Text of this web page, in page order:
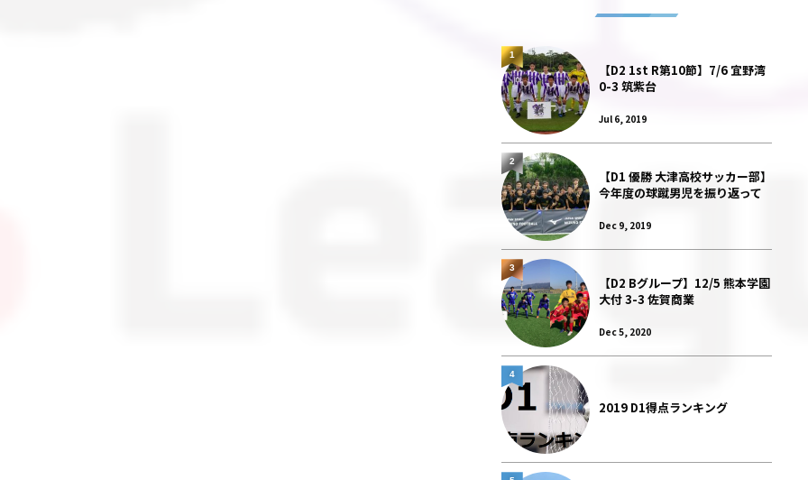
【D2 1st R第10節】7/6 宜野湾
0-3 筑紫台
Jul 6, 2019
1
【D1 優勝 大津高校サッカー部】
今年度の球蹴男児を振り返って
Dec 9, 2019
2
【D2 Bグループ】12/5 熊本学園
大付 3-3 佐賀商業
Dec 5, 2020
3
2019 D1得点ランキング
4